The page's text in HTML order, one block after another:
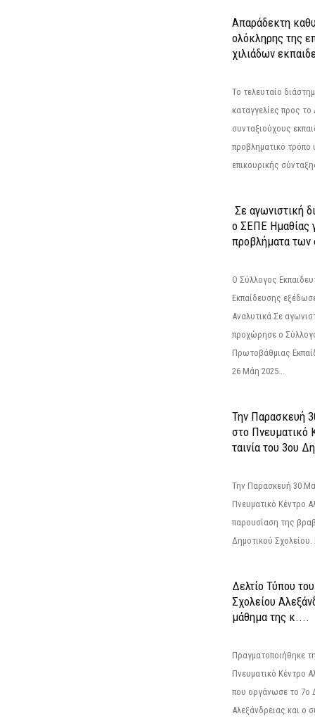
Απαράδεκτη
ολόκληρης της
χιλιάδων
Το τελευταίο
καταγγελίες προς
συνταξιούχους
προβληματικό τρόπο
επικουρικής
Σε αγωνιστική
ο ΣΕΠΕ Ημαθίας
προβλήματα των
Ο Σύλλογος
Εκπαίδευσης
Αναλυτικά Σε
προχώρησε ο
Πρωτοβάθμιας
26 Μάη 2025...
Την Παρασκευή
στο Πνευματικό
ταινία του 3ου
Την Παρασκευή 30
Πνευματικό Κέντρο
παρουσίαση της
Δημοτικού Σχολείου.
Δελτίο Τύπου
Σχολείου
μάθημα της κ....
Πραγματοποιήθηκε
Πνευματικό Κέντρο
που οργάνωσε το 7ο
Αλεξάνδρειας και ο